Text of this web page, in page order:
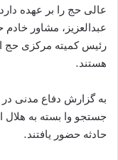
عالی حج را بر عهده
عبدالعزيز، مشاور
رئيس کمیته مرکزی حج
هستند.
جستجو وا بسته به
حادثه حضور یافتند.